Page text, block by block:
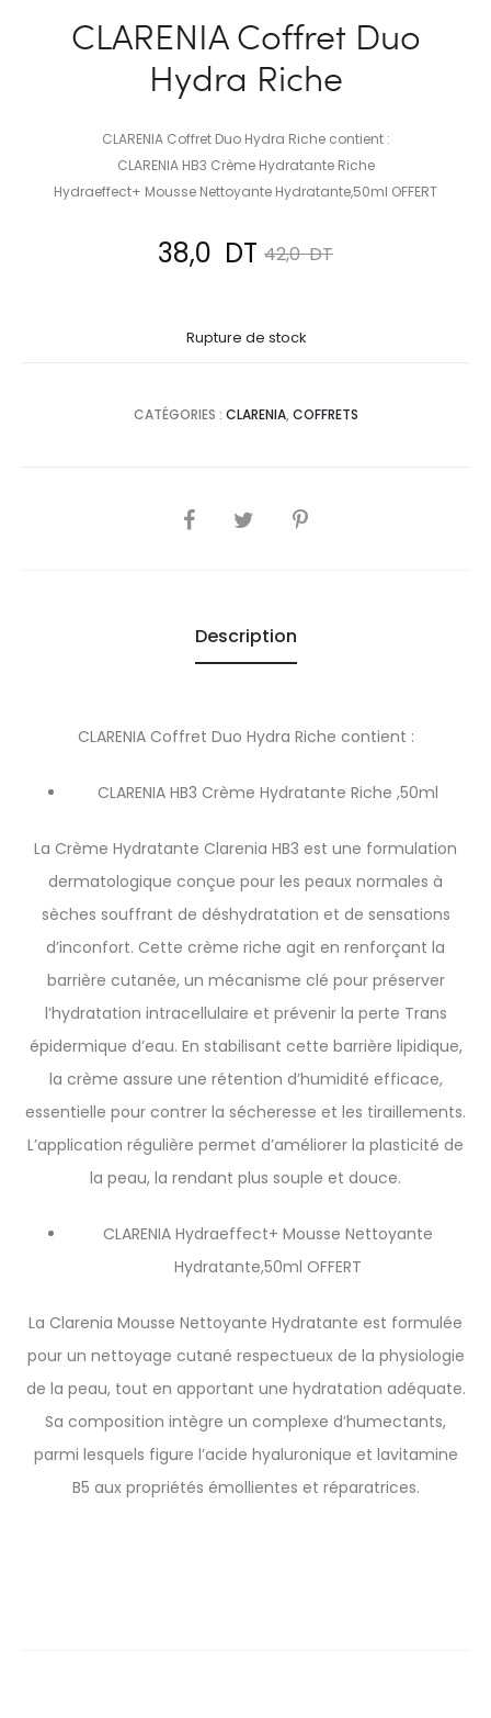
CLARENIA Coffret Duo
Hydra Riche
CLARENIA Coffret Duo Hydra Riche contient :
CLARENIA HB3 Crème Hydratante Riche
Hydraeffect+ Mousse Nettoyante Hydratante,50ml OFFERT
42,0DT
Le
initial
était :
DT.
38,0 DT
est :
Rupture de stock
CATÉGORIES : CLARENIA, COFFRETS
SHARE
Description
CLARENIA Coffret Duo Hydra Riche contient :
CLARENIA HB3 Crème Hydratante Riche ,50ml
La Crème Hydratante Clarenia HB3 est une formulation
dermatologique conçue pour les peaux normales à
sèches souffrant de déshydratation et de sensations
d’inconfort. Cette crème riche agit en renforçant la
barrière cutanée, un mécanisme clé pour préserver
l’hydratation intracellulaire et prévenir la perte Trans
épidermique d’eau. En stabilisant cette barrière lipidique,
la crème assure une rétention d’humidité efficace,
essentielle pour contrer la sécheresse et les tiraillements.
L’application régulière permet d’améliorer la plasticité de
la peau, la rendant plus souple et douce.
CLARENIA Hydraeffect+ Mousse Nettoyante
Hydratante,50ml OFFERT
La Clarenia Mousse Nettoyante Hydratante est formulée
pour un nettoyage cutané respectueux de la physiologie
de la peau, tout en apportant une hydratation adéquate.
Sa composition intègre un complexe d’humectants,
parmi lesquels figure l’acide hyaluronique et lavitamine
B5 aux propriétés émollientes et réparatrices.